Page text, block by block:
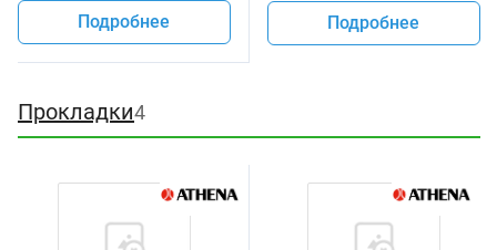
Подробнее Подробнее
Прокладки4